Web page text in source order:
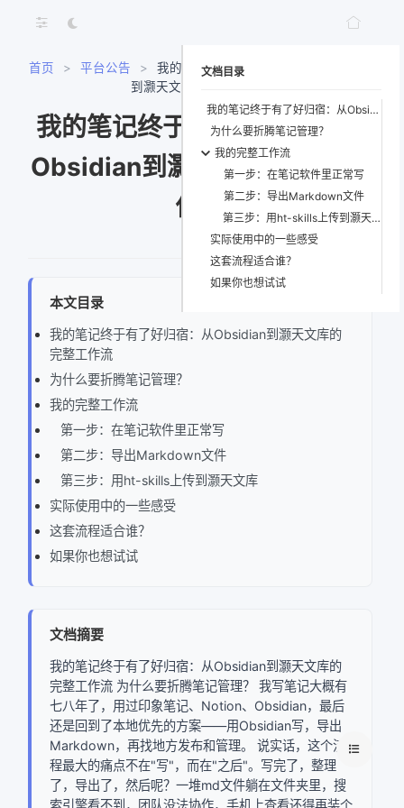
首页 > 平台公告 >
我的笔记终于有了好归宿：从Obsidian
到灏天文库的完整工作流
我的笔记终于有了好归宿：从
Obsidian到灏天文库的完整工
作流
本文目录
我的笔记终于有了好归宿：从Obsidian到灏天文库的
完整工作流
为什么要折腾笔记管理？
我的完整工作流
第一步：在笔记软件里正常写
第二步：导出Markdown文件
第三步：用ht-skills上传到灏天文库
实际使用中的一些感受
这套流程适合谁？
如果你也想试试
文档摘要
我的笔记终于有了好归宿：从Obsidian到灏天文库的
完整工作流 为什么要折腾笔记管理？ 我写笔记大概有
七八年了，用过印象笔记、Notion、Obsidian，最后
还是回到了本地优先的方案——用Obsidian写，导出
Markdown，再找地方发布和管理。 说实话，这个流
程最大的痛点不在"写"，而在"之后"。写完了，整理
了，导出了，然后呢？一堆md文件躺在文件夹里，搜
索引擎看不到，团队没法协作，手机上查看还得再装个
文档目录
我的笔记终于有了好归宿：从Obsidian到灏天文库的完整工作流
为什么要折腾笔记管理？
我的完整工作流
第一步：在笔记软件里正常写
第二步：导出Markdown文件
第三步：用ht-skills上传到灏天文库
实际使用中的一些感受
这套流程适合谁？
如果你也想试试